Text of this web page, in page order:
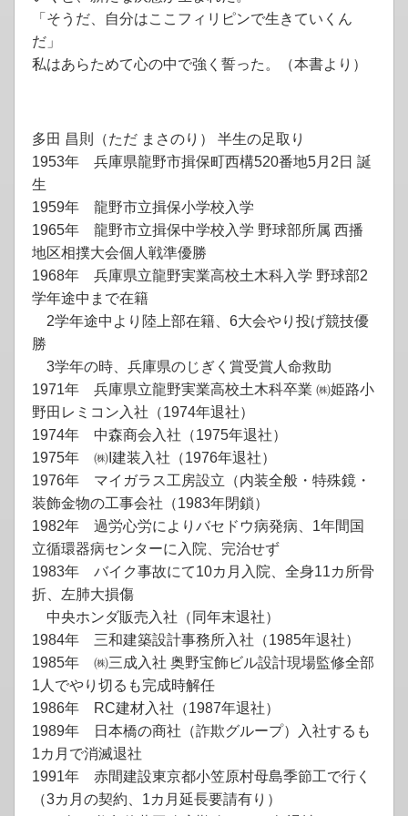
「そうだ、自分はここフィリピンで生きていくん
だ」
私はあらためて心の中で強く誓った。（本書より）
多田 昌則（ただ まさのり） 半生の足取り
1953年 兵庫県龍野市揖保町西構520番地5月2日 誕
生
1959年 龍野市立揖保小学校入学
1965年 龍野市立揖保中学校入学 野球部所属 西播
地区相撲大会個人戦準優勝
1968年 兵庫県立龍野実業高校土木科入学 野球部2
学年途中まで在籍
2学年途中より陸上部在籍、6大会やり投げ競技優
勝
3学年の時、兵庫県のじぎく賞受賞人命救助
1971年 兵庫県立龍野実業高校土木科卒業 ㈱姫路小
野田レミコン入社（1974年退社）
1974年 中森商会入社（1975年退社）
1975年 ㈱I建装入社（1976年退社）
1976年 マイガラス工房設立（内装全般・特殊鏡・
装飾金物の工事会社（1983年閉鎖）
1982年 過労心労によりバセドウ病発病、1年間国
立循環器病センターに入院、完治せず
1983年 バイク事故にて10カ月入院、全身11カ所骨
折、左肺大損傷
中央ホンダ販売入社（同年末退社）
1984年 三和建築設計事務所入社（1985年退社）
1985年 ㈱三成入社 奥野宝飾ビル設計現場監修全部
1人でやり切るも完成時解任
1986年 RC建材入社（1987年退社）
1989年 日本橋の商社（詐欺グループ）入社するも
1カ月で消滅退社
1991年 赤間建設東京都小笠原村母島季節工で行く
（3カ月の契約、1カ月延長要請有り）